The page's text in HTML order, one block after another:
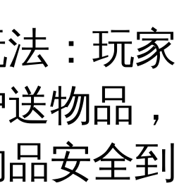
：玩家
物品，
安全到